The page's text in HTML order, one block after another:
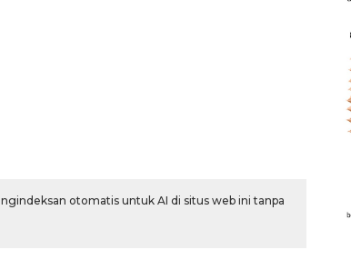
otomatis untuk AI di situs web ini tanpa